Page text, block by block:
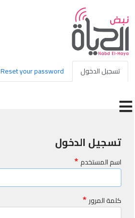
تجاوز إلى المحتوى الرئيسي
Primary tabs
تسجيل الدخول Reset your password
تسجيل الدخول
اسم المستخدم
كلمة المرور